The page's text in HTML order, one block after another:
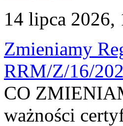
14 lipca 2026,
Zmieniamy
RRM/Z/16/
CO
ważności